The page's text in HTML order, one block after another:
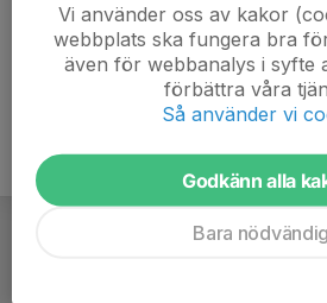
Vi använder oss av kakor
webbplats ska fungera bra
även för webbanalys i syfte
förbättra våra
Så använder vi
Godkänn alla
Bara